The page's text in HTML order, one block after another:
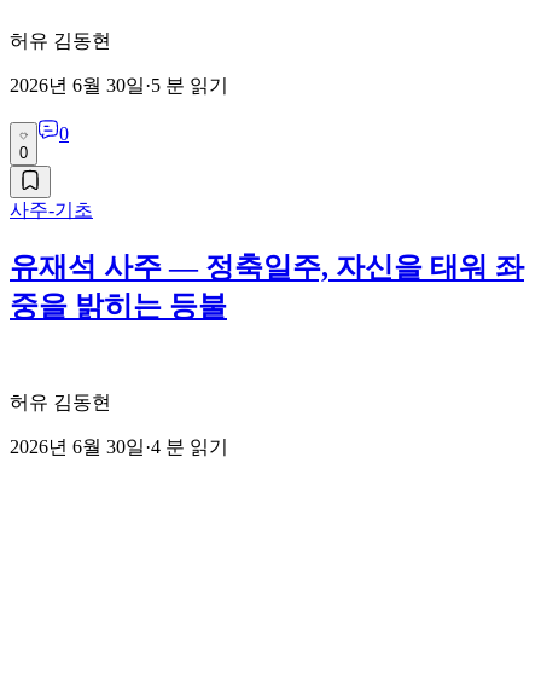
허유 김동현
2026년 6월 30일·5 분 읽기
0
0
사주-기초
유재석 사주 — 정축일주, 자신을 태워 좌
중을 밝히는 등불
허유 김동현
2026년 6월 30일·4 분 읽기